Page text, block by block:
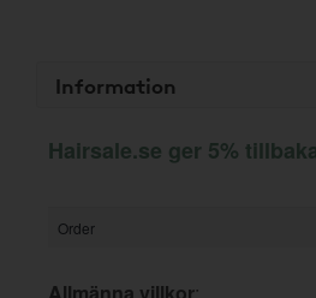
Information
Hairsale.se ger 5%
Order